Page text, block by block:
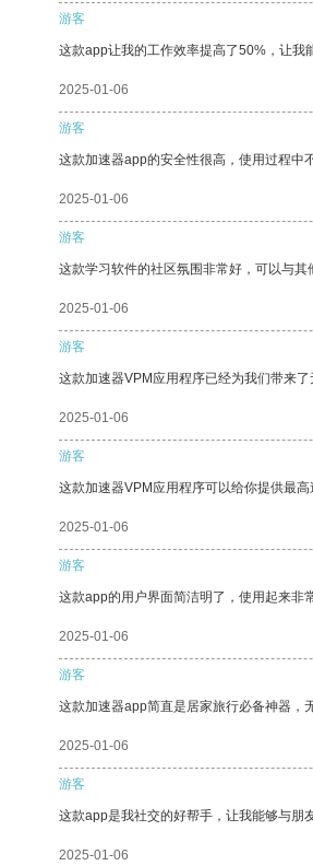
游客
这款app让我的工作效率提高了50%，让我
2025-01-06
游客
这款加速器app的安全性很高，使用过程中
2025-01-06
游客
这款学习软件的社区氛围非常好，可以与其
2025-01-06
游客
这款加速器VPM应用程序已经为我们带来了
2025-01-06
游客
这款加速器VPM应用程序可以给你提供最
2025-01-06
游客
这款app的用户界面简洁明了，使用起来非
2025-01-06
游客
这款加速器app简直是居家旅行必备神器，
2025-01-06
游客
这款app是我社交的好帮手，让我能够与朋
2025-01-06